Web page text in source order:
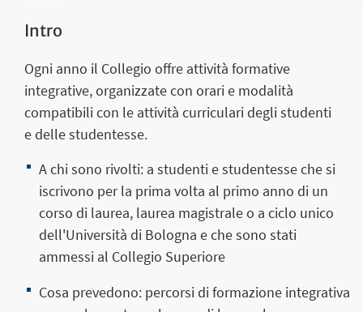
Intro
Ogni anno il Collegio offre attività formative
integrative, organizzate con orari e modalità
compatibili con le attività curriculari degli studenti
e delle studentesse.
A chi sono rivolti: a studenti e studentesse che si
iscrivono per la prima volta al primo anno di un
corso di laurea, laurea magistrale o a ciclo unico
dell'Università di Bologna e che sono stati
ammessi al Collegio Superiore
Cosa prevedono: percorsi di formazione integrativa